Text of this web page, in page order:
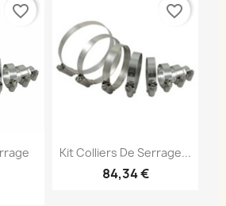
favorite_border
Kit Colliers De Serrage...
84,34 €
favorite_border